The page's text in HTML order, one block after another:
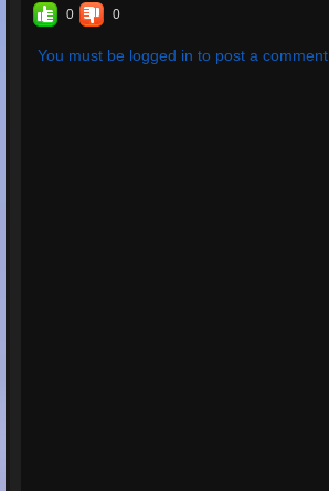
0 0
You must be logged in to post a comment